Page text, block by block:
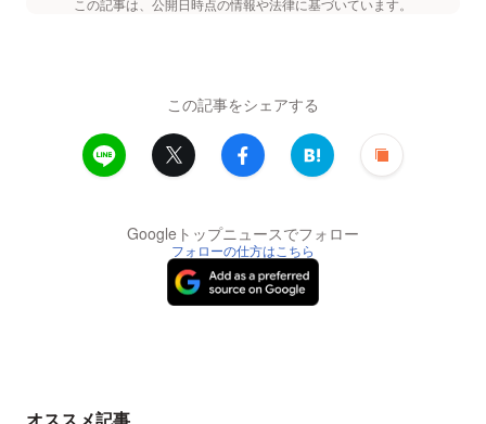
この記事は、公開日時点の情報や法律に基づいています。
この記事をシェアする
Googleトップニュースでフォロー
フォローの仕方はこちら